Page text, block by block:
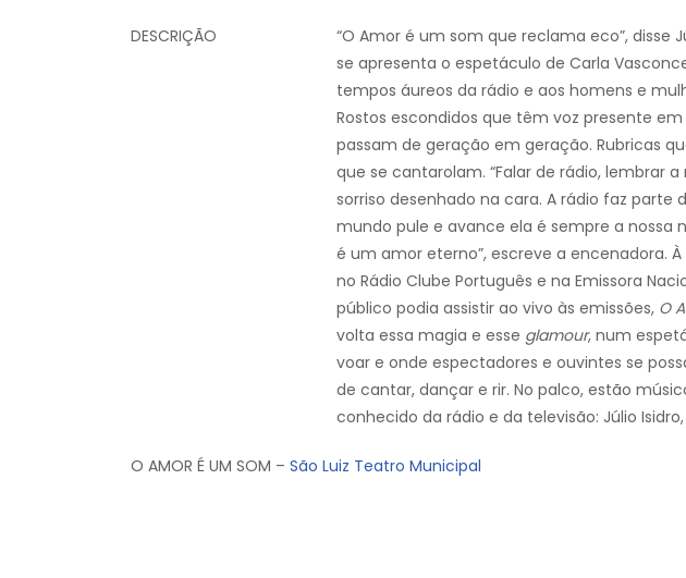
DESCRIÇÃO
“O Amor é um som que reclama eco”, disse
se apresenta o espetáculo de Carla
tempos áureos da rádio e aos homens e
Rostos escondidos que têm voz presente
passam de geração em geração. Rubricas
que se cantarolam. “Falar de rádio, lembrar
sorriso desenhado na cara. A rádio faz parte
mundo pule e avance ela é sempre a nossa
é um amor eterno”, escreve a encenadora.
no Rádio Clube Português e na Emissora
público podia assistir ao vivo às emissões, O
volta essa magia e esse glamour, num
voar e onde espectadores e ouvintes se
de cantar, dançar e rir. No palco, estão
conhecido da rádio e da televisão: Júlio
O AMOR É UM SOM – São Luiz Teatro Municipal